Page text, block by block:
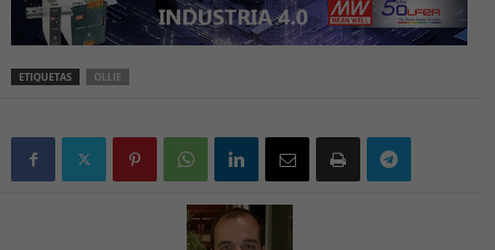
ETIQUETAS OLLIE